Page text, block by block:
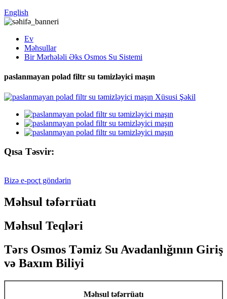
English
Ev
Məhsullar
Bir Mərhələli Əks Osmos Su Sistemi
paslanmayan polad filtr su təmizləyici maşın
Qısa Təsvir:
Bizə e-poçt göndərin
Məhsul təfərrüatı
Məhsul Teqləri
Tərs Osmos Təmiz Su Avadanlığının Giriş
və Baxım Biliyi
Məhsul təfərrüatı